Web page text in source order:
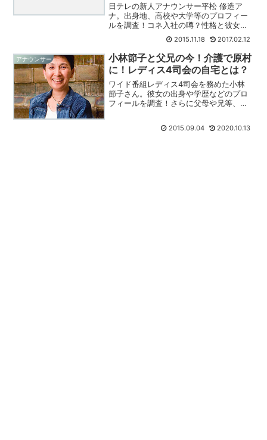
日テレの新人アナウンサー平松 修造ア
ナ。出身地、高校や大学等のプロフィー
ルを調査！コネ入社の噂？性格と彼女の
有無に迫る！陸上経験もある新人アナに
ついてまとめてみた！2015.11.18 2017.02.12
アナウンサー
小林節子と父兄の今！介護で原村
に！レディス4司会の自宅とは？
ワイド番組レディス4司会を務めた小林
節子さん。彼女の出身や学歴などのプロ
フィールを調査！さらに父母や兄等、家
2015.09.04 2020.10.13